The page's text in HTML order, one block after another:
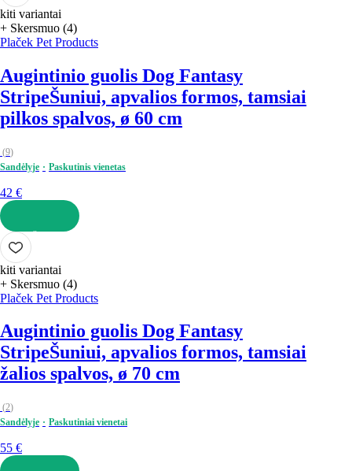
kiti variantai
+ Skersmuo (4)
Plaček Pet Products
Augintinio guolis Dog Fantasy
StripeŠuniui, apvalios formos, tamsiai
pilkos spalvos, ø 60 cm
(9)
Sandėlyje
Paskutinis vienetas
42 €
Į KREPŠELĮ
kiti variantai
+ Skersmuo (4)
Plaček Pet Products
Augintinio guolis Dog Fantasy
StripeŠuniui, apvalios formos, tamsiai
žalios spalvos, ø 70 cm
(2)
Sandėlyje
Paskutiniai vienetai
55 €